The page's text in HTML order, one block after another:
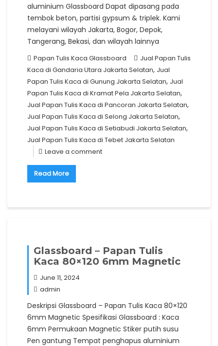
aluminium Glassboard Dapat dipasang pada
tembok beton, partisi gypsum & triplek. Kami
melayani wilayah Jakarta, Bogor, Depok,
Tangerang, Bekasi, dan wilayah lainnya
Papan Tulis Kaca Glassboard
Jual Papan Tulis
Kaca di Gandaria Utara Jakarta Selatan, Jual
Papan Tulis Kaca di Gunung Jakarta Selatan, Jual
Papan Tulis Kaca di Kramat Pela Jakarta Selatan,
Jual Papan Tulis Kaca di Pancoran Jakarta Selatan,
Jual Papan Tulis Kaca di Selong Jakarta Selatan,
Jual Papan Tulis Kaca di Setiabudi Jakarta Selatan,
Jual Papan Tulis Kaca di Tebet Jakarta Selatan
Leave a comment
Read More
Glassboard – Papan Tulis
Kaca 80×120 6mm Magnetic
June 11, 2024
admin
Deskripsi Glassboard – Papan Tulis Kaca 80×120
6mm Magnetic Spesifikasi Glassboard : Kaca
6mm Permukaan Magnetic Stiker putih susu
Pen gantung Tempat penghapus aluminium